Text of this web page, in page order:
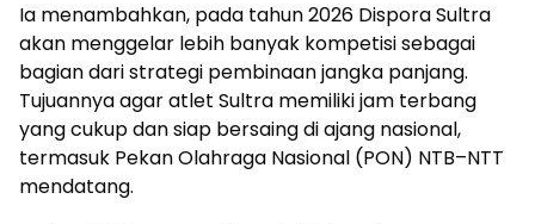
Ia menambahkan, pada tahun 2026 Dispora Sultra
akan menggelar lebih banyak kompetisi sebagai
bagian dari strategi pembinaan jangka panjang.
Tujuannya agar atlet Sultra memiliki jam terbang
yang cukup dan siap bersaing di ajang nasional,
termasuk Pekan Olahraga Nasional (PON) NTB–NTT
mendatang.